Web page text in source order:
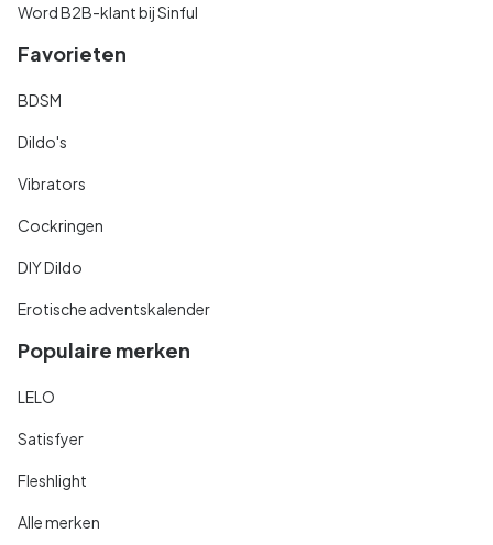
Word B2B-klant bij Sinful
Favorieten
BDSM
Dildo's
Vibrators
Cockringen
DIY Dildo
Erotische adventskalender
Populaire merken
LELO
Satisfyer
Fleshlight
Alle merken